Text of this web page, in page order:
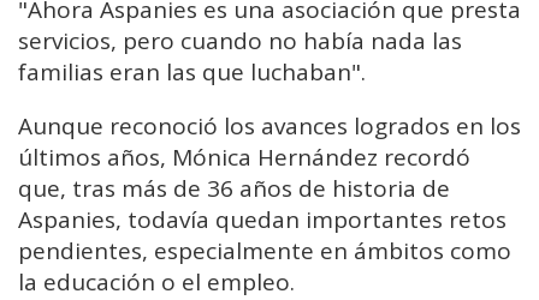
"Ahora Aspanies es una asociación que presta
servicios, pero cuando no había nada las
familias eran las que luchaban".
Aunque reconoció los avances logrados en los
últimos años, Mónica Hernández recordó
que, tras más de 36 años de historia de
Aspanies, todavía quedan importantes retos
pendientes, especialmente en ámbitos como
la educación o el empleo.